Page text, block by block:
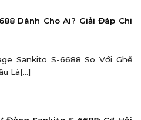
Dành Cho Ai? Giải Đáp Chi
Sankito S-6688 So Với Ghế
Là[...]